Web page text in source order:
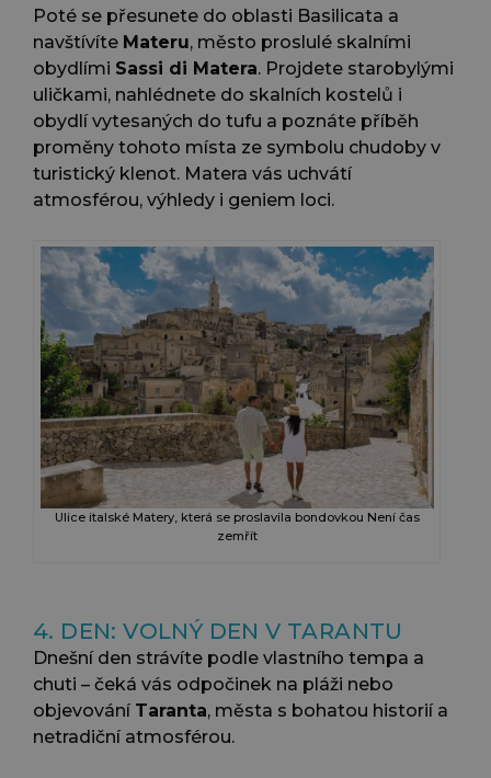
Poté se přesunete do oblasti Basilicata a
navštívíte Materu, město proslulé skalními
obydlími Sassi di Matera. Projdete starobylými
uličkami, nahlédnete do skalních kostelů i
obydlí vytesaných do tufu a poznáte příběh
proměny tohoto místa ze symbolu chudoby v
turistický klenot. Matera vás uchvátí
atmosférou, výhledy i geniem loci.
Ulice italské Matery, která se proslavila bondovkou Není čas
zemřít
4. DEN: VOLNÝ DEN V TARANTU
Dnešní den strávíte podle vlastního tempa a
chuti – čeká vás odpočinek na pláži nebo
objevování Taranta, města s bohatou historií a
netradiční atmosférou.